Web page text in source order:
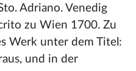
Adriano. Venedig
zu Wien 1700. Zu
Werk unter dem Titel:
und in der